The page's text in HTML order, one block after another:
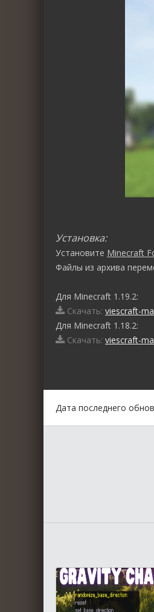
Установка:
Установите Minecraft
Файлы из архива
Для Minecraft 1.19.2:
Скачать: viescraft-
Для Minecraft 1.18.2:
Скачать: viescraft-
Дата последнего